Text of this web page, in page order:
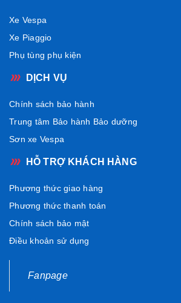
Xe Vespa
Xe Piaggio
Phụ tùng phụ kiện
DỊCH VỤ
Chính sách bảo hành
Trung tâm Bảo hành Bảo dưỡng
Sơn xe Vespa
HỖ TRỢ KHÁCH HÀNG
Phương thức giao hàng
Phương thức thanh toán
Chính sách bảo mật
Điều khoản sử dụng
Fanpage